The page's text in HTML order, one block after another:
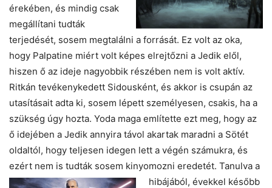
érekében, és mindig csak
megállítani tudták
terjedését, sosem megtalálni a forrását. Ez volt az oka,
hogy Palpatine miért volt képes elrejtőzni a Jedik elől,
hiszen ő az ideje nagyobbik részében nem is volt aktív.
Ritkán tevékenykedett Sidousként, és akkor is csupán az
utasításait adta ki, sosem lépett személyesen, csakis, ha a
szükség úgy hozta. Yoda maga említette ezt meg, hogy az
ő idejében a Jedik annyira távol akartak maradni a Sötét
oldaltól, hogy teljesen idegen lett a végén számukra, és
ezért nem is tudták sosem kinyomozni eredetét. Tanulva a
hibájából, évekkel később